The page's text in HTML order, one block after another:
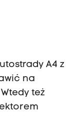
A4 z
na
też